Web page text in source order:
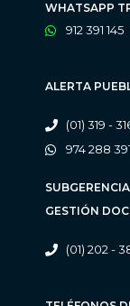
WHATSAPP
912 391 145
ALERTA
(01) 319 -
974 288 391
GESTIÓN
(01) 202 -